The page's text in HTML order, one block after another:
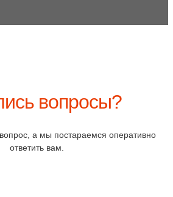
вопросы?
а мы постараемся оперативно
ответить вам.